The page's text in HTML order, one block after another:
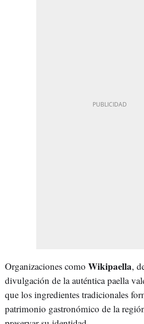
Organizaciones como Wikipaella,
divulgación de la auténtica paella
que los ingredientes tradicionales
patrimonio gastronómico de la